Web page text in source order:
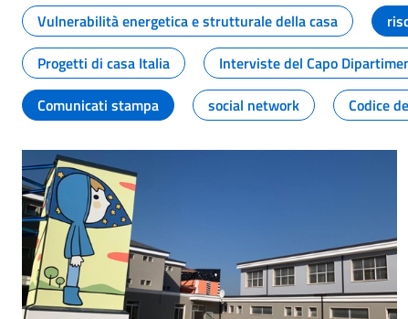
Vulnerabilità energetica e strutturale della casa
Progetti di casa Italia
Interviste del Capo
Comunicati stampa
social network Codice